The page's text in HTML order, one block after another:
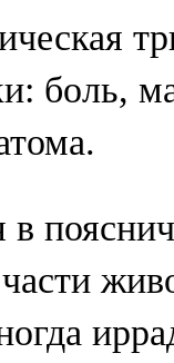
боль,
в